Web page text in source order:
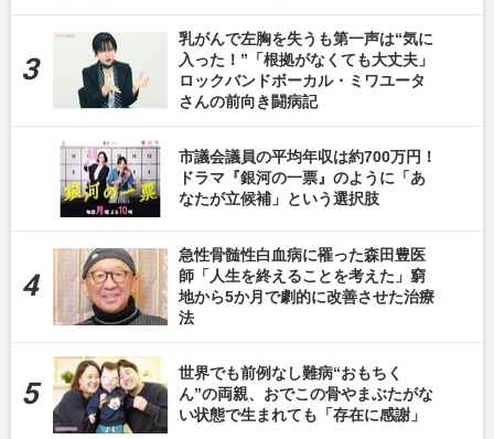
乳がんで左胸を失うも第一声は“気に
入った！”「根拠がなくても大丈夫」
ロックバンドボーカル・ミワユータ
さんの前向き闘病記
市議会議員の平均年収は約700万円！
ドラマ『銀河の一票』のように「あ
なたが立候補」という選択肢
急性骨髄性白血病に罹った森田豊医
師「人生を終えることを考えた」窮
地から5か月で劇的に改善させた治療
法
世界でも前例なし難病“おもちく
ん”の両親、おでこの骨やまぶたがな
い状態で生まれても「存在に感謝」